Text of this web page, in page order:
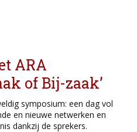
ARA
of Bij-zaak’
symposium: een dag vol
en nieuwe netwerken en
dankzij de sprekers.